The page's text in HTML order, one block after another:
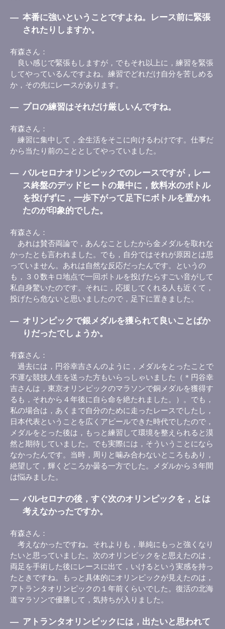
― 本番に強いということですよね。レース前に緊張
されたりしますか。
有森さん
良い感じで緊張もしますが，でもそれ以上に，練習を緊張
してやっているんですよね。練習でどれだけ自分を苦しめる
か，その先にレースがあります。
― プロの練習はそれだけ厳しいんですね。
有森さん
練習に集中して，全生活をそこに向けるわけです。仕事だ
から当たり前のこととしてやっていました。
― バルセロナオリンピックでのレースですが，レー
ス終盤のデッドヒートの最中に，飲料水のボトル
を投げずに，一歩下がって足下にボトルを置かれ
たのが印象的でした。
有森さん
あれは賛否両論で，あんなことしたから金メダルを取れな
かったとも言われました。でも，自分ではそれが原因とは思
っていません。あれは自然な反応だったんです。というの
も，３０数キロ地点で一回ボトルを投げたらすごい音がして
私自身驚いたのです。それに，応援してくれる人も近くて，
投げたら危ないと思いましたので，足下に置きました。
― オリンピックで銀メダルを獲られて良いことばか
りだったでしょうか。
有森さん
過去には，円谷幸吉さんのように，メダルをとったことで
不運な競技人生を送った方もいらっしゃいました（＊円谷幸
吉さんは，東京オリンピックのマラソンで銅メダルを獲得す
るも，それから４年後に自ら命を絶たれました。）。でも，
私の場合は，あくまで自分のために走ったレースでしたし，
日本代表ということを広くアピールできた時代でしたので，
メダルをとった後は，もっと練習して環境を整えられると漠
然と期待していました。でも実際には，そういうことになら
なかったんです。当時，周りと噛み合わないところもあり，
絶望して，輝くどころか曇る一方でした。メダルから３年間
は悩みました。
― バルセロナの後，すぐ次のオリンピックを，とは
考えなかったですか。
有森さん
考えなかったですね。それよりも，単純にもっと強くなり
たいと思っていました。次のオリンピックをと思えたのは，
両足を手術した後にレースに出て，いけるという実感を持っ
たときですね。もっと具体的にオリンピックが見えたのは，
アトランタオリンピックの１年前くらいでした。復活の北海
道マラソンで優勝して，気持ちが入りました。
― アトランタオリンピックには，出たいと思われて